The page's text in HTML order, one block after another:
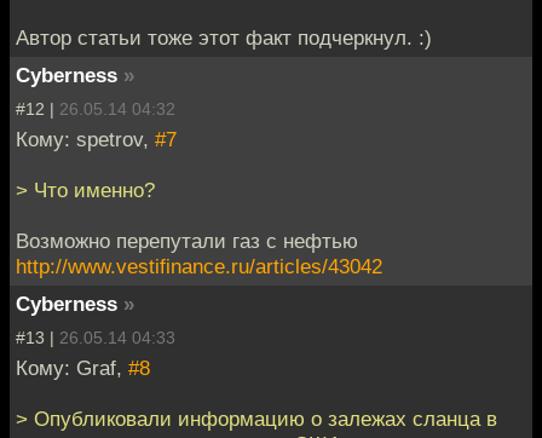
Автор статьи тоже этот факт подчеркнул. :)
Cyberness »
#12 | 26.05.14 04:32
Кому: spetrov, #7
> Что именно?
Возможно перепутали газ с нефтью
http://www.vestifinance.ru/articles/43042
Cyberness »
#13 | 26.05.14 04:33
Кому: Graf, #8
> Опубликовали информацию о залежах сланца в